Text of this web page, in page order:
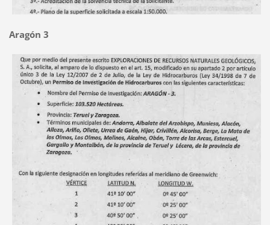
Aragón 3